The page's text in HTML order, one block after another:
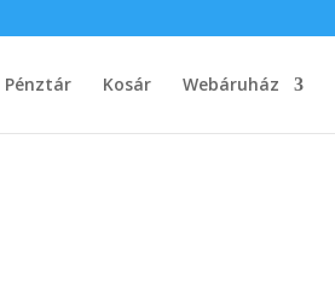
Pénztár Kosár Webáruház